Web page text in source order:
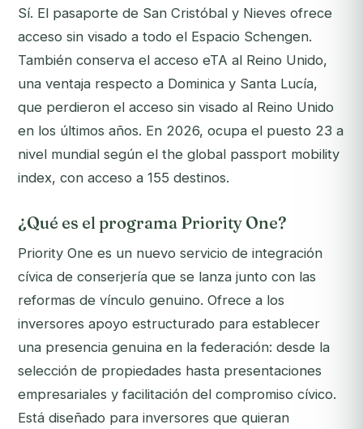
Sí. El pasaporte de San Cristóbal y Nieves ofrece
acceso sin visado a todo el Espacio Schengen.
También conserva el acceso eTA al Reino Unido,
una ventaja respecto a Dominica y Santa Lucía,
que perdieron el acceso sin visado al Reino Unido
en los últimos años. En 2026, ocupa el puesto 23 a
nivel mundial según el the global passport mobility
index, con acceso a 155 destinos.
¿Qué es el programa Priority One?
Priority One es un nuevo servicio de integración
cívica de conserjería que se lanza junto con las
reformas de vínculo genuino. Ofrece a los
inversores apoyo estructurado para establecer
una presencia genuina en la federación: desde la
selección de propiedades hasta presentaciones
empresariales y facilitación del compromiso cívico.
Está diseñado para inversores que quieran